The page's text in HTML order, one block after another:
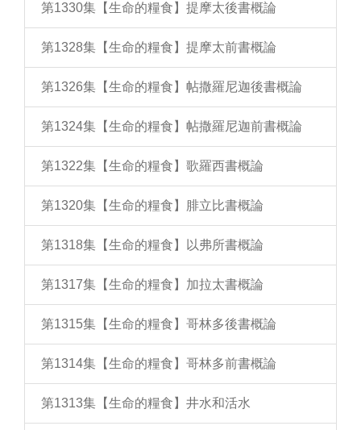
第1330集【生命的糧食】提摩太後書概論
第1328集【生命的糧食】提摩太前書概論
第1326集【生命的糧食】帖撒羅尼迦後書概論
第1324集【生命的糧食】帖撒羅尼迦前書概論
第1322集【生命的糧食】歌羅西書概論
第1320集【生命的糧食】腓立比書概論
第1318集【生命的糧食】以弗所書概論
第1317集【生命的糧食】加拉太書概論
第1315集【生命的糧食】哥林多後書概論
第1314集【生命的糧食】哥林多前書概論
第1313集【生命的糧食】井水和活水